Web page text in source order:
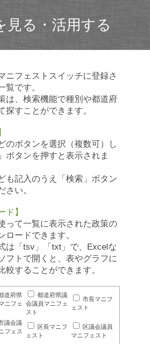
見る・活用する
ニフェストスイッチに登録さ
覧です。
は、検索機能で種別や都道府
探すことができます。
のボタンを選択（複数可）し
ボタンを押すと表示されま
も記入のうえ「検索」ボタン
さい。
ド】
って一覧に表示された政策の
ロードできます。
は「tsv」「txt」で、Excelな
フトで開くと、表やグラフに
較することができます。
道府県
ニフェ
都道府県議
会議員マニフェ
スト
市長マニフ
ェスト
議会議
フェス
区長マニフ
ェスト
区議会議員
マニフェスト